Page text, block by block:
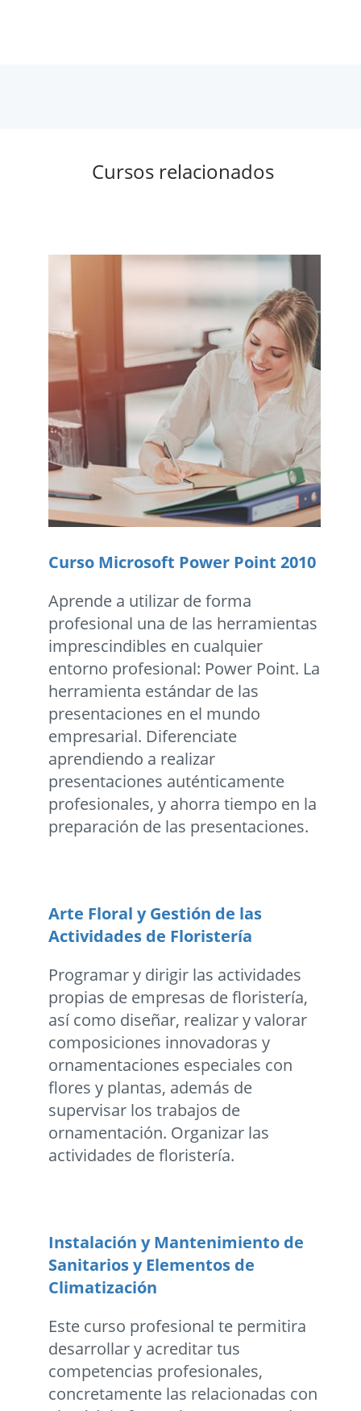
Cursos relacionados
Curso Microsoft Power Point 2010
Aprende a utilizar de forma
profesional una de las herramientas
imprescindibles en cualquier
entorno profesional: Power Point. La
herramienta estándar de las
presentaciones en el mundo
empresarial. Diferenciate
aprendiendo a realizar
presentaciones auténticamente
profesionales, y ahorra tiempo en la
preparación de las presentaciones.
Arte Floral y Gestión de las
Actividades de Floristería
Programar y dirigir las actividades
propias de empresas de floristería,
así como diseñar, realizar y valorar
composiciones innovadoras y
ornamentaciones especiales con
flores y plantas, además de
supervisar los trabajos de
ornamentación. Organizar las
actividades de floristería.
Instalación y Mantenimiento de
Sanitarios y Elementos de
Climatización
Este curso profesional te permitira
desarrollar y acreditar tus
competencias profesionales,
concretamente las relacionadas con